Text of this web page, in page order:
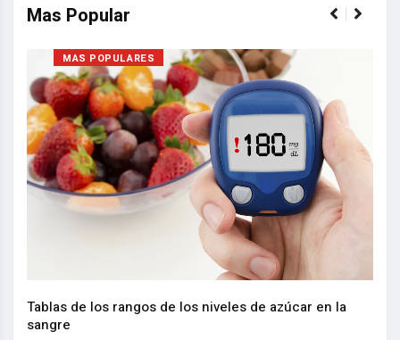
Mas Popular
MAS POPULARES
Tablas de los rangos de los niveles de azúcar en la
sangre